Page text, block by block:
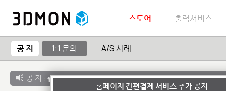
스토어 출력서비스
공 지 1:1 문의 A/S 사례
공 지 : 출력서비스 종료 안내
홈페이지 간편결제 서비스 추가 공지